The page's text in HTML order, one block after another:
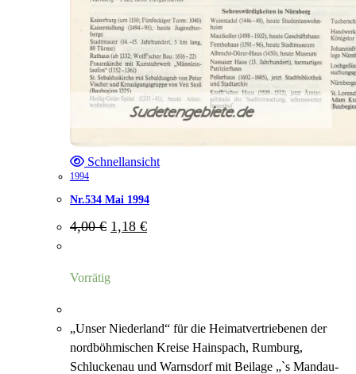
Schnellansicht
1994
Nr.534 Mai 1994
4,00€ Ursprünglicher
Preis
1,18 €Aktueller
Preis
Vorrätig
„Unser Niederland“ für die Heimatvertriebenen der
nordböhmischen Kreise Hainspach, Rumburg,
Schluckenau und Warnsdorf mit Beilage „`s Mandau-